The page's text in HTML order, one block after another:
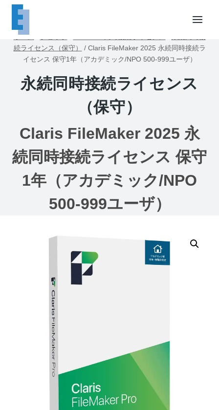
ホーム
続ライセンス（保守）
/ Claris FileMaker 2025 永続同時接続ラ
イセンス 保守1年（アカデミック/NPO 500-999ユーザ）
永続同時接続ライセンス
（保守）
Claris FileMaker 2025 永
続同時接続ライセンス 保守
1年（アカデミック/NPO
500-999ユーザ）